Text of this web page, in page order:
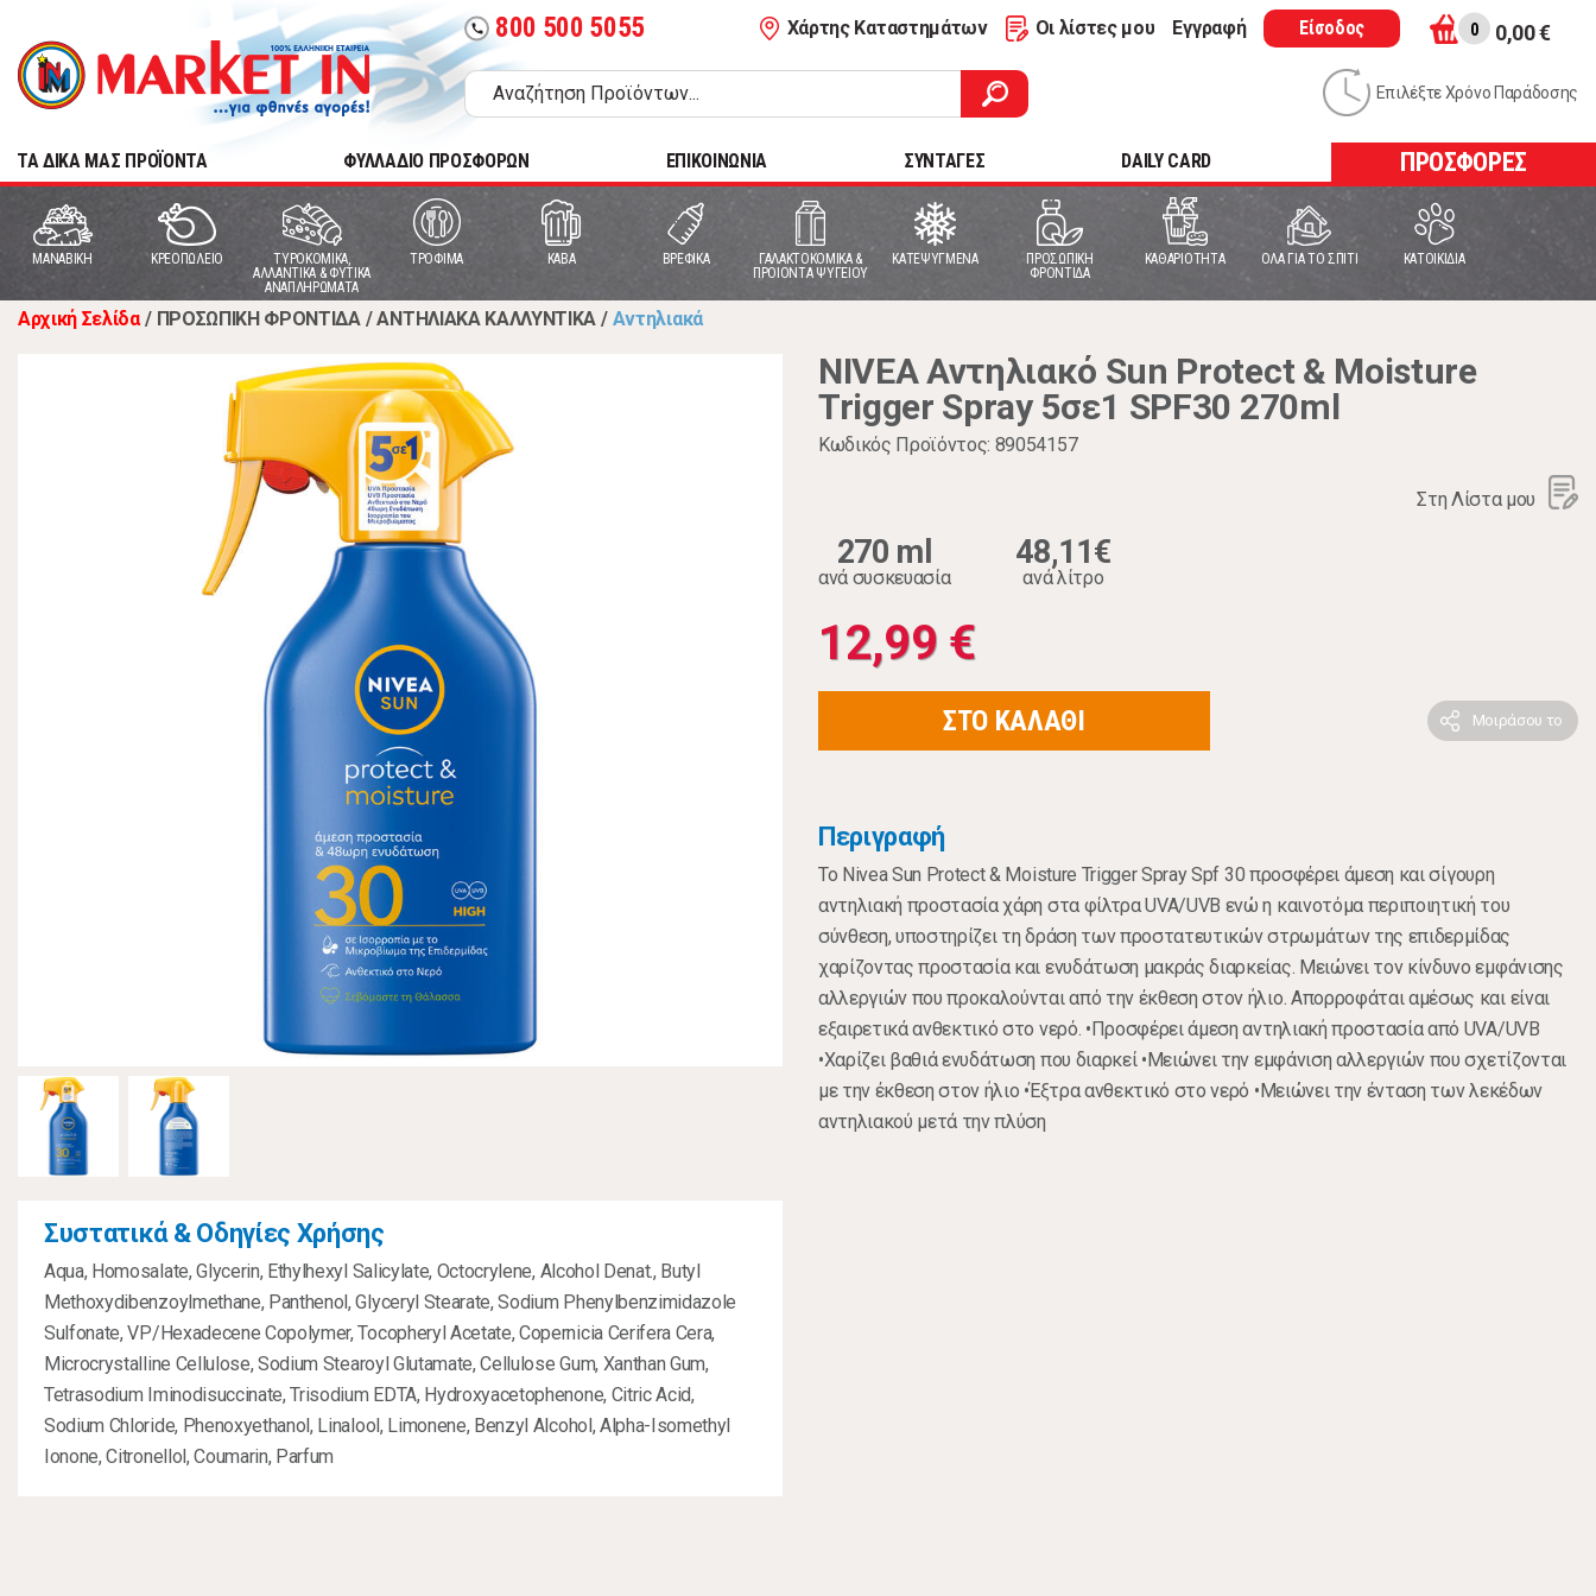
call 800 500 5055 Χάρτης Καταστημάτων Οι λίστες μου Εγγραφή Είσοδος 0 0,00 €
Επιλέξτε Χρόνο Παράδοσης
TA ΔΙΚΑ ΜΑΣ ΠΡΟΪΟΝΤΑ ΦΥΛΛΑΔΙΟ ΠΡΟΣΦΟΡΩΝ ΕΠΙΚΟΙΝΩΝΙΑ ΣΥΝΤΑΓΕΣ DAILY CARD ΠΡΟΣΦΟΡΕΣ
MANABIKH ΚΡΕΟΠΩΛΕΙΟ
ΤΥΡΟΚΟΜΙΚΑ,
ΑΛΛΑΝΤΙΚΑ & ΦΥΤΙΚΑ
ΑΝΑΠΛΗΡΩΜΑΤΑ
ΤΡΟΦΙΜΑ ΚΑΒΑ ΒΡΕΦΙΚΑ
ΓΑΛΑΚΤΟΚΟΜΙΚΑ &
ΠΡΟΙΟΝΤΑ ΨΥΓΕΙΟΥ
ΚΑΤΕΨΥΓΜΕΝΑ
ΠΡΟΣΩΠΙΚΗ
ΦΡΟΝΤΙΔΑ
ΚΑΘΑΡΙΟΤΗΤΑ ΟΛΑ ΓΙΑ ΤΟ ΣΠΙΤΙ ΚΑΤΟΙΚΙΔΙΑ
Αρχική Σελίδα / ΠΡΟΣΩΠΙΚΗ ΦΡΟΝΤΙΔΑ / ΑΝΤΗΛΙΑΚΑ ΚΑΛΛΥΝΤΙΚΑ / Αντηλιακά
NIVEA Αντηλιακό Sun Protect & Moisture
Trigger Spray 5σε1 SPF30 270ml
Κωδικός Προϊόντος: 89054157
Στη Λίστα μου
270 ml
ανά συσκευασία
48,11€
ανά λίτρο
12,99 €
ΣΤΟ ΚΑΛΑΘΙ Μοιράσου το
Περιγραφή
Το Nivea Sun Protect & Moisture Trigger Spray Spf 30 προσφέρει άμεση και σίγουρη
αντηλιακή προστασία χάρη στα φίλτρα UVA/UVB ενώ η καινοτόμα περιποιητική του
σύνθεση, υποστηρίζει τη δράση των προστατευτικών στρωμάτων της επιδερμίδας
χαρίζοντας προστασία και ενυδάτωση μακράς διαρκείας. Μειώνει τον κίνδυνο εμφάνισης
αλλεργιών που προκαλούνται από την έκθεση στον ήλιο. Απορροφάται αμέσως και είναι
εξαιρετικά ανθεκτικό στο νερό. •Προσφέρει άμεση αντηλιακή προστασία από UVA/UVB
•Χαρίζει βαθιά ενυδάτωση που διαρκεί •Μειώνει την εμφάνιση αλλεργιών που σχετίζονται
με την έκθεση στον ήλιο •Έξτρα ανθεκτικό στο νερό •Μειώνει την ένταση των λεκέδων
αντηλιακού μετά την πλύση
Συστατικά & Οδηγίες Χρήσης
Aqua, Homosalate, Glycerin, Ethylhexyl Salicylate, Octocrylene, Alcohol Denat., Butyl
Methoxydibenzoylmethane, Panthenol, Glyceryl Stearate, Sodium Phenylbenzimidazole
Sulfonate, VP/Hexadecene Copolymer, Tocopheryl Acetate, Copernicia Cerifera Cera,
Microcrystalline Cellulose, Sodium Stearoyl Glutamate, Cellulose Gum, Xanthan Gum,
Tetrasodium Iminodisuccinate, Trisodium EDTA, Hydroxyacetophenone, Citric Acid,
Sodium Chloride, Phenoxyethanol, Linalool, Limonene, Benzyl Alcohol, Alpha-Isomethyl
Ionone, Citronellol, Coumarin, Parfum